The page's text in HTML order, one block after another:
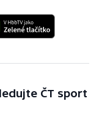
ČT sport